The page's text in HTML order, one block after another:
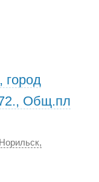
город
Общ.пл